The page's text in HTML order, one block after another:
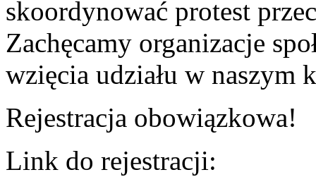
skoordynować protest
Zachęcamy organizacje
wzięcia udziału w naszym
Rejestracja obowiązkowa!
Link do rejestracji: